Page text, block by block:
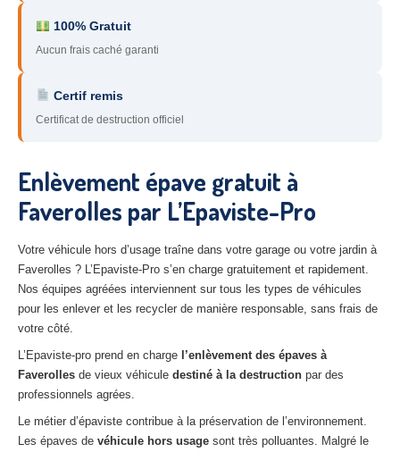
60 – Oise
45 – Loiret
10 – Aube
02 – Aisne
Tousles secteurs
VHU AGRÉE
Centreagréé VHU Paris 75 : casse auto avec destruction
Centreagréé VHU 77 : casse auto avec destruction
Centreagréé VHU 78 : casse auto avec destruction
100% Gratuit
Aucun frais caché garanti
Certif remis
Certificat de destruction officiel
Enlèvement épave gratuit à
Faverolles par L’Epaviste-Pro
Votre véhicule hors d’usage traîne dans votre garage ou votre jardin à
Faverolles ? L’Epaviste-Pro s’en charge gratuitement et rapidement.
Nos équipes agréées interviennent sur tous les types de véhicules
pour les enlever et les recycler de manière responsable, sans frais de
votre côté.
L’Epaviste-pro prend en charge l’enlèvement des épaves à
Faverolles de vieux véhicule destiné à la destruction par des
professionnels agrées.
Le métier d’épaviste contribue à la préservation de l’environnement.
Les épaves de véhicule hors usage sont très polluantes. Malgré le